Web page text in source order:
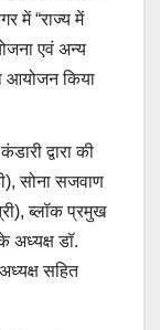
में “राज्य में
एवं अन्य
आयोजन किया
द्वारा की
सोना सजवाण
ब्लॉक प्रमुख
अध्यक्ष डॉ.
सहित